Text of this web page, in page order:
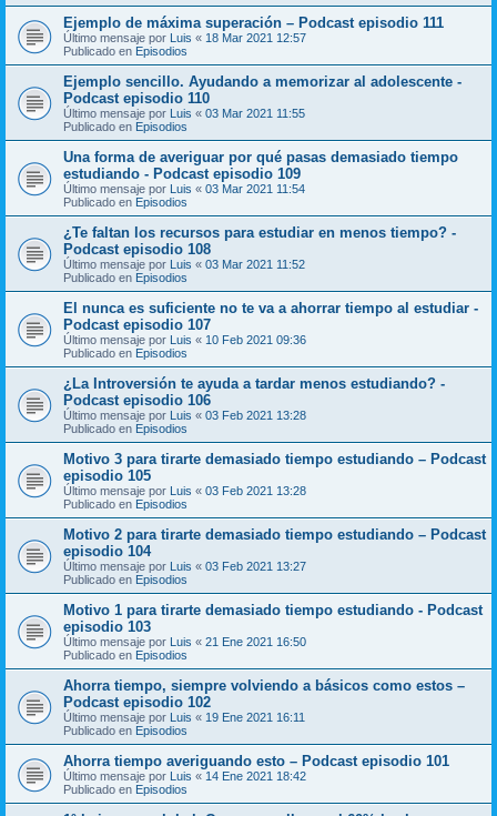
Ejemplo de máxima superación – Podcast episodio 111
Último mensaje por Luis « 18 Mar 2021 12:57
Publicado en Episodios
Ejemplo sencillo. Ayudando a memorizar al adolescente -
Podcast episodio 110
Último mensaje por Luis « 03 Mar 2021 11:55
Publicado en Episodios
Una forma de averiguar por qué pasas demasiado tiempo
estudiando - Podcast episodio 109
Último mensaje por Luis « 03 Mar 2021 11:54
Publicado en Episodios
¿Te faltan los recursos para estudiar en menos tiempo? -
Podcast episodio 108
Último mensaje por Luis « 03 Mar 2021 11:52
Publicado en Episodios
El nunca es suficiente no te va a ahorrar tiempo al estudiar -
Podcast episodio 107
Último mensaje por Luis « 10 Feb 2021 09:36
Publicado en Episodios
¿La Introversión te ayuda a tardar menos estudiando? -
Podcast episodio 106
Último mensaje por Luis « 03 Feb 2021 13:28
Publicado en Episodios
Motivo 3 para tirarte demasiado tiempo estudiando – Podcast
episodio 105
Último mensaje por Luis « 03 Feb 2021 13:28
Publicado en Episodios
Motivo 2 para tirarte demasiado tiempo estudiando – Podcast
episodio 104
Último mensaje por Luis « 03 Feb 2021 13:27
Publicado en Episodios
Motivo 1 para tirarte demasiado tiempo estudiando - Podcast
episodio 103
Último mensaje por Luis « 21 Ene 2021 16:50
Publicado en Episodios
Ahorra tiempo, siempre volviendo a básicos como estos –
Podcast episodio 102
Último mensaje por Luis « 19 Ene 2021 16:11
Publicado en Episodios
Ahorra tiempo averiguando esto – Podcast episodio 101
Último mensaje por Luis « 14 Ene 2021 18:42
Publicado en Episodios